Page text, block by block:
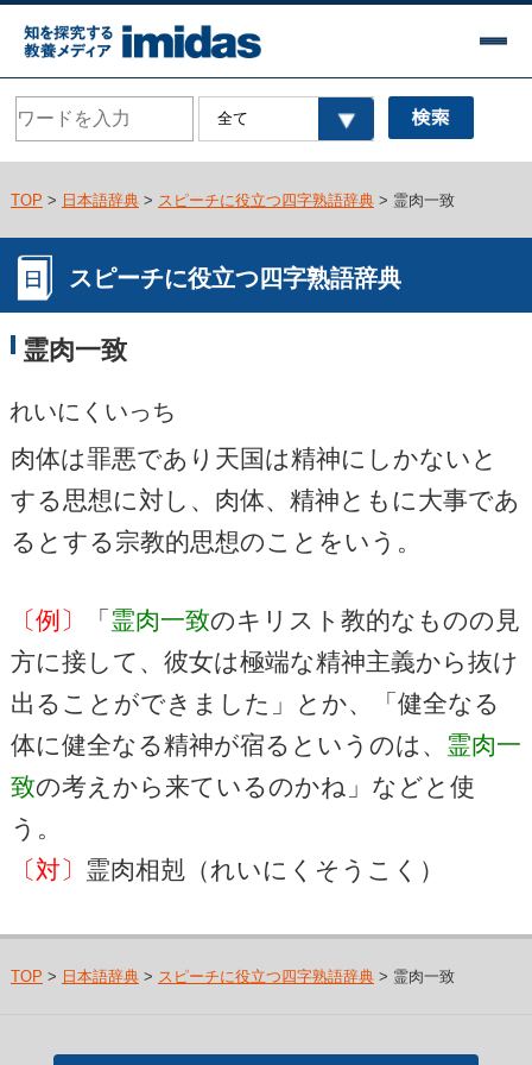
TOP > 日本語辞典> スピーチに役立つ四字熟語辞典> 霊肉一致
スピーチに役立つ四字熟語辞典
霊肉一致
れいにくいっち
肉体は罪悪であり天国は精神にしかないと
する思想に対し、肉体、精神ともに大事であ
るとする宗教的思想のことをいう。
〔例〕 「 霊肉一致のキリスト教的なものの見
方に接して、彼女は極端な精神主義から抜け
出ることができました」とか、「健全なる
体に健全なる精神が宿るというのは、 霊肉一
致の考えから来ているのかね」などと使
う。
〔対〕 霊肉相剋（れいにくそうこく）
TOP > 日本語辞典> スピーチに役立つ四字熟語辞典> 霊肉一致